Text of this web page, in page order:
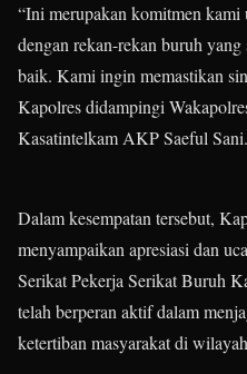
“Ini merupakan komitmen
dengan rekan-rekan buruh
baik. Kami ingin memastikan
Kapolres didampingi
Kasatintelkam AKP Saeful Sani.
Dalam kesempatan tersebut,
menyampaikan apresiasi dan
Serikat Pekerja Serikat Buruh
telah berperan aktif dalam
ketertiban masyarakat di